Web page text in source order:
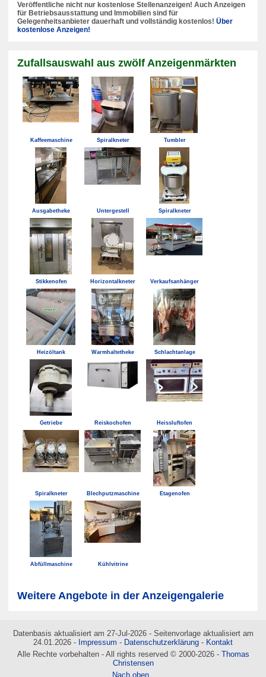
Veröffentliche nicht nur kostenlose Stellenanzeigen! Auch Anzeigen
für Betriebsausstattung und Immobilien sind für
Gelegenheitsanbieter dauerhaft und vollständig kostenlos! Über
kostenlose Anzeigen!
Zufallsauswahl aus zwölf Anzeigenmärkten
Kaffeemaschine Spiralkneter Tumbler
Ausgabetheke Untergestell Spiralkneter
Stikkenofen Horizontalkneter Verkaufsanhänger
Heizöltank Warmhaltetheke Schlachtanlage
Getriebe Reiskochofen Heissluftofen
Spiralkneter Blechputzmaschine Etagenofen
Abfüllmaschine Kühlvitrine
Weitere Angebote in der Anzeigengalerie
Datenbasis aktualisiert am 27-Jul-2026 - Seitenvorlage aktualisiert am
24.01.2026 - Impressum - Datenschutzerklärung - Kontakt
Alle Rechte vorbehalten - All rights reserved © 2000-2026 - Thomas
Christensen
Nach oben